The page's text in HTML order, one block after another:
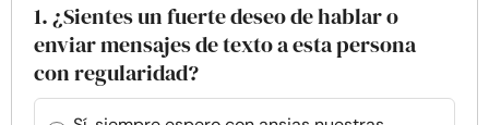
Ayuda
Cursos
1. ¿Sientes un fuerte deseo de hablar o
enviar mensajes de texto a esta persona
con regularidad?